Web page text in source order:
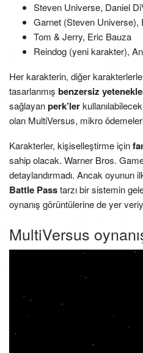
Steven Universe, Daniel
Garnet (Steven Universe),
Tom & Jerry, Eric Bauza
Reindog (yeni karakter),
Her karakterin, diğer
tasarlanmış benzersiz
sağlayanperk’ler
olan MultiVersus, mikro
Karakterler, kişiselleştirme için
sahip olacak. Warner Bros.
detaylandırmadı. Ancak oyunun
Battle Passtarzı bir sistemin
oynanış görüntülerine de yer
MultiVersus